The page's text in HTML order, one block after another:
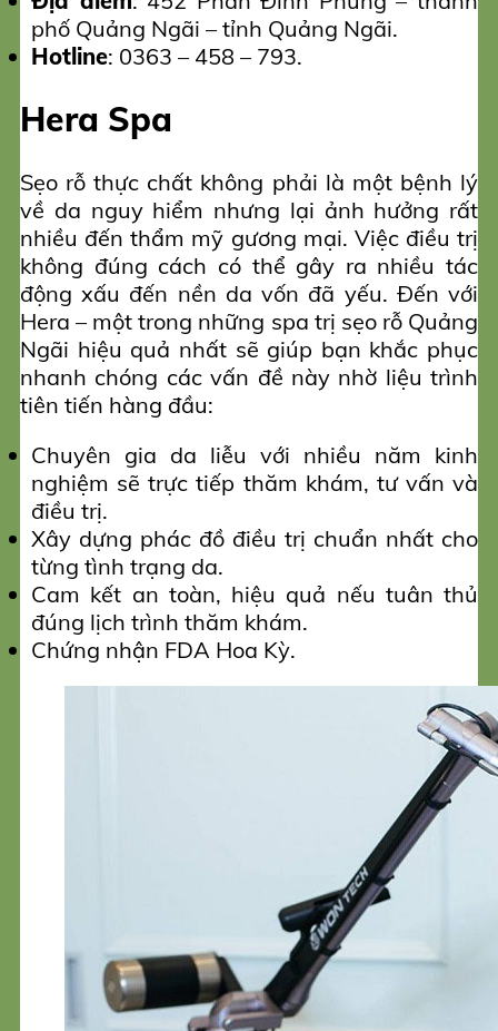
phố Quảng Ngãi – tỉnh Quảng Ngãi.
Hotline: 0363 – 458 – 793.
Hera Spa
Sẹo rỗ thực chất không phải là một bệnh lý
về da nguy hiểm nhưng lại ảnh hưởng rất
nhiều đến thẩm mỹ gương mại. Việc điều trị
không đúng cách có thể gây ra nhiều tác
động xấu đến nền da vốn đã yếu. Đến với
Hera – một trong những spa trị sẹo rỗ Quảng
Ngãi hiệu quả nhất sẽ giúp bạn khắc phục
nhanh chóng các vấn đề này nhờ liệu trình
tiên tiến hàng đầu:
Chuyên gia da liễu với nhiều năm kinh
nghiệm sẽ trực tiếp thăm khám, tư vấn và
điều trị.
Xây dựng phác đồ điều trị chuẩn nhất cho
từng tình trạng da.
Cam kết an toàn, hiệu quả nếu tuân thủ
đúng lịch trình thăm khám.
Chứng nhận FDA Hoa Kỳ.